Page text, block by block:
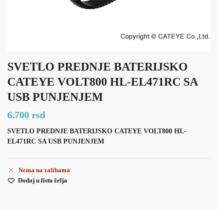
SVETLO PREDNJE BATERIJSKO
CATEYE VOLT800 HL-EL471RC SA
USB PUNJENJEM
6.700 rsd
SVETLO PREDNJE BATERIJSKO CATEYE VOLT800 HL-
EL471RC SA USB PUNJENJEM
Nema na zalihama
Dodaj u listu želja